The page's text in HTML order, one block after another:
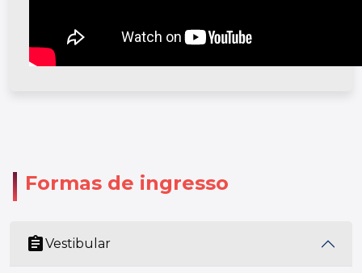
Formas de ingresso
assignmentVestibular